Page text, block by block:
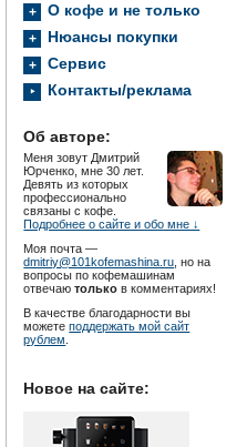
О кофе и не только
Нюансы покупки
Сервис
Контакты/реклама
Об авторе:
Меня зовут Дмитрий
Юрченко, мне 30 лет.
Девять из которых
профессионально
связаны с кофе.
Подробнее о сайте и обо мне ↓
Моя почта —
dmitriy@101kofemashina.ru , но на
вопросы по кофемашинам
отвечаютолько в комментариях!
В качестве благодарности вы
можетеподдержать мой сайт
рублем
Новое на сайте: